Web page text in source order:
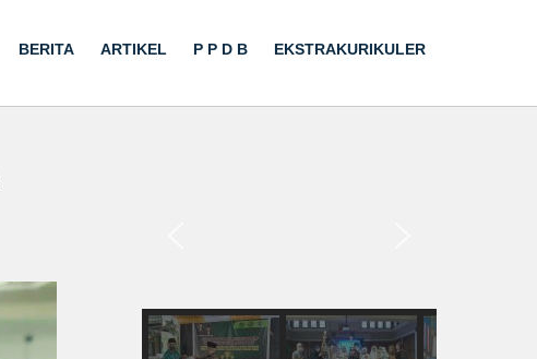
BERITA ARTIKEL P P D B EKSTRAKURIKULER